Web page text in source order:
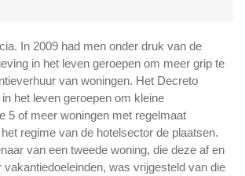
In 2009 had men onder druk van de
in het leven geroepen om meer grip te
van woningen. Het Decreto
het leven geroepen om kleine
5 of meer woningen met regelmaat
regime van de hotelsector de plaatsen.
van een tweede woning, die deze af en
vakantiedoeleinden, was vrijgesteld van die